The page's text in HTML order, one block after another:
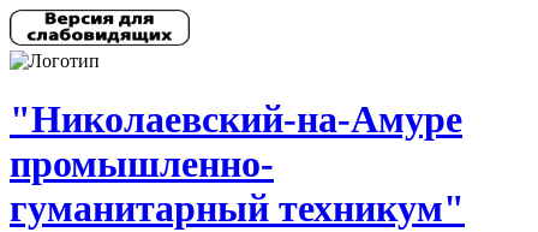
"Николаевский-на-Амуре
промышленно-
гуманитарный техникум"